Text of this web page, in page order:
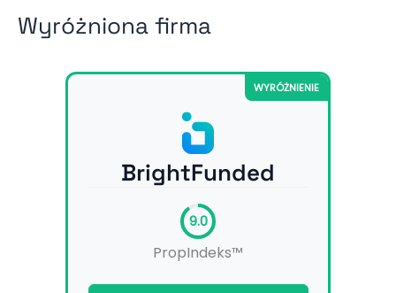
Wyróżniona firma
WYRÓŻNIENIE
BrightFunded
9.0
PropIndeks™